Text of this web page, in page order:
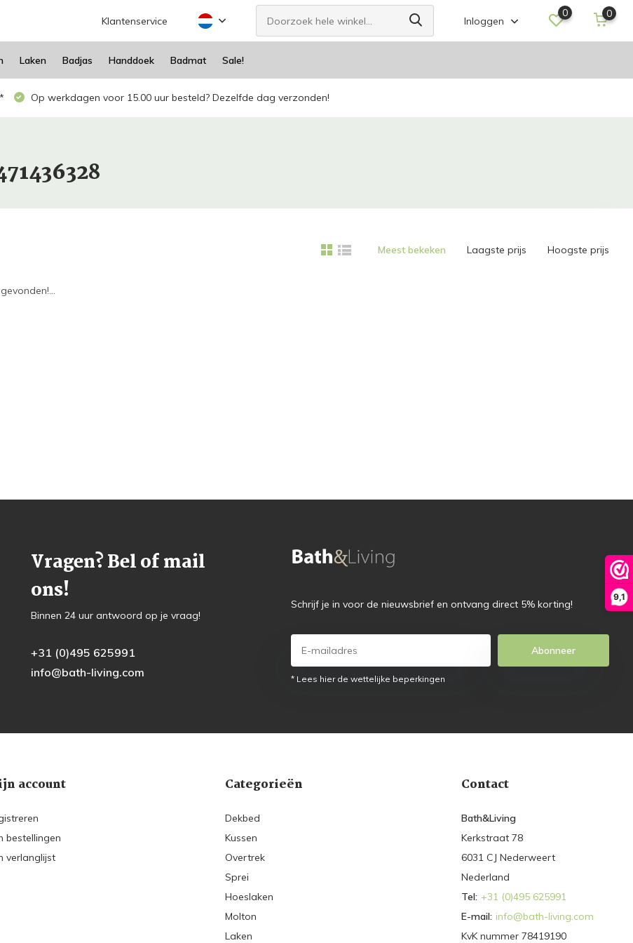
9,1
Klantenservice Inloggen
0 0
Laken Badjas Handdoek Badmat Sale!
Op werkdagen voor 15.00 uur besteld? Dezelfde dag verzonden!
Meest bekeken Laagste prijs Hoogste prijs
Vragen? Bel of mail
ons!
Binnen 24 uur antwoord op je vraag!
+31 (0)495 625991
info@bath-living.com
Schrijf je in voor de nieuwsbrief en ontvang direct 5% korting!
Abonneer
* Lees hier de wettelijke beperkingen
account
bestellingen
verlanglijst
Categorieën
Dekbed
Kussen
Overtrek
Sprei
Hoeslaken
Molton
Laken
Contact
Bath&Living
Kerkstraat 78
6031 CJ Nederweert
Nederland
Tel: +31 (0)495 625991
E-mail: info@bath-living.com
KvK nummer 78419190